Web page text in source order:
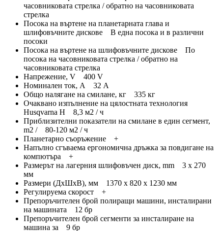
часовниковата стрелка / обратно на часовниковата
стрелка
Посока на въртене на планетарната глава и
шлифовъчните дискове В една посока и в различни
посоки
Посока на въртене на шлифовъчните дискове По
посока на часовниковата стрелка / обратно на
часовниковата стрелка
Напрежение, V 400 V
Номинален ток, A 32 А
Общо налягане на смилане, кг 335 кг
Очаквано изпълнение на цялостната технология
Husqvarna H 8,3 м2 / ч
Приблизителни показатели на смилане в един сегмент,
m2 / 80-120 м2 / ч
Планетарно съоръжение +
Напълно сгъваема ергономична дръжка за повдигане на
компютъра +
Размерът на лагерния шлифовъчен диск, mm 3 х 270
мм
Размери (ДхШхВ), мм 1370 x 820 x 1230 мм
Регулируема скорост +
Препоръчителен брой полиращи машини, инсталирани
на машината 12 бр
Препоръчителен брой сегменти за инсталиране на
машина за 9 бр